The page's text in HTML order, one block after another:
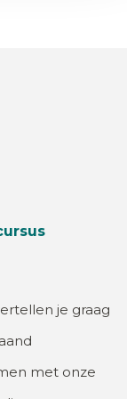
je graag
met onze